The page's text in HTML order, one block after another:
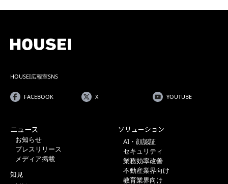
HOUSEI広報室SNS
FACEBOOK X YOUTUBE
ニュース
お知らせ
プレスリリース
メディア掲載
知見
ソリューション
AI・顔認証
セキュリティ
業務効率改善
不動産業界向け
教育業界向け